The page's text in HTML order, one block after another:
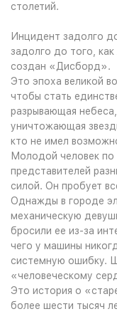
столетий.
Инцидент задолго
задолго до того,
создан «Дисборд».
Это эпоха великой
чтобы стать
разрывающая
уничтожающая
кто не имел
Молодой человек по
представителей
силой. Он пробует
Однажды в городе
механическую
бросили ее из-за
чего у машины
системную ошибку.
«человеческому
Это история о
более шести тысяч